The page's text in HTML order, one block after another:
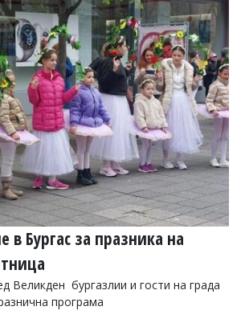
в Бургас за празника на
Великден бургазлии и гости на града
програма